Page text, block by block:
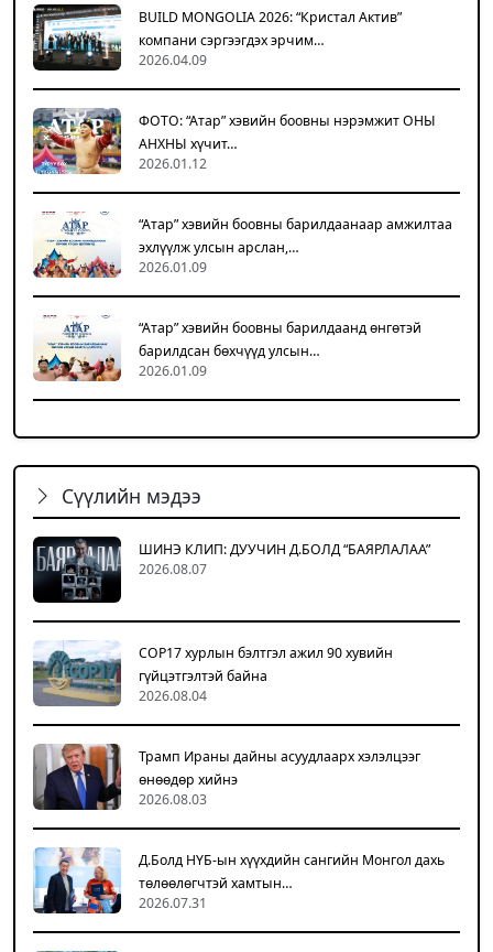
BUILD MONGOLIA 2026: “Кристал Актив”
компани сэргээгдэх эрчим…
2026.04.09
ФОТО: “Атар” хэвийн боовны нэрэмжит ОНЫ
АНХНЫ хүчит…
2026.01.12
“Атар” хэвийн боовны барилдаанаар амжилтаа
эхлүүлж улсын арслан,…
2026.01.09
“Атар” хэвийн боовны барилдаанд өнгөтэй
барилдсан бөхчүүд улсын…
2026.01.09
Сүүлийн мэдээ
ШИНЭ КЛИП: ДУУЧИН Д.БОЛД “БАЯРЛАЛАА”
2026.08.07
COP17 хурлын бэлтгэл ажил 90 хувийн
гүйцэтгэлтэй байна
2026.08.04
Трамп Ираны дайны асуудлаарх хэлэлцээг
өнөөдөр хийнэ
2026.08.03
Д.Болд НҮБ-ын хүүхдийн сангийн Монгол дахь
төлөөлөгчтэй хамтын…
2026.07.31